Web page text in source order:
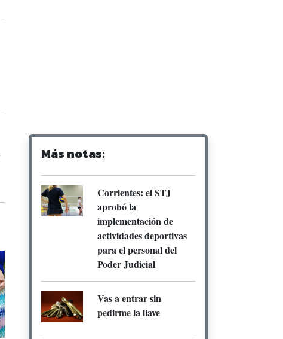
Más notas:
Corrientes: el STJ
aprobó la
implementación de
actividades deportivas
para el personal del
Poder Judicial
Vas a entrar sin
pedirme la llave